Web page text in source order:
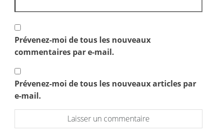
Prévenez-moi de tous les nouveaux
commentaires par e-mail.
Prévenez-moi de tous les nouveaux articles par
e-mail.